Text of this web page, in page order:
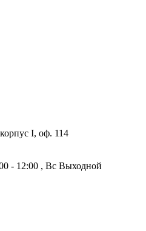
I, оф. 114
- 12:00 , Вс Выходной